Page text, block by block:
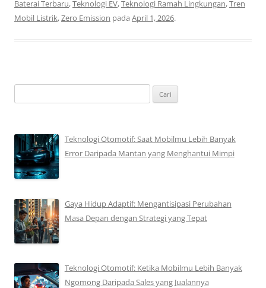
Baterai Terbaru,Teknologi EV,Teknologi Ramah Lingkungan,Tren
Mobil Listrik,Zero Emission pada April 1, 2026.
untuk:
Teknologi Otomotif: Saat Mobilmu Lebih Banyak
Error Daripada Mantan yang Menghantui Mimpi
Gaya Hidup Adaptif: Mengantisipasi Perubahan
Masa Depan dengan Strategi yang Tepat
Teknologi Otomotif: Ketika Mobilmu Lebih Banyak
Ngomong Daripada Sales yang Jualannya